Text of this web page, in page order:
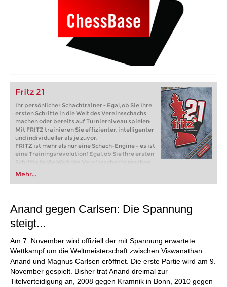
Fritz 21
Ihr persönlicher Schachtrainer - Egal, ob Sie Ihre
ersten Schritte in die Welt des Vereinsschachs
machen oder bereits auf Turnierniveau spielen:
Mit FRITZ trainieren Sie effizienter, intelligenter
und individueller als je zuvor.
FRITZ ist mehr als nur eine Schach-Engine – es ist
eine Trainingsrevolution! Egal, ob Sie Ihre ersten
Schritte in die Welt des Vereinsschachs machen
oder bereits auf Turnierniveau spielen: Mit
FRITZ trainieren Sie effizienter, intelligenter und
individueller als je zuvor.
Mehr...
Anand gegen Carlsen: Die Spannung
steigt...
Am 7. November wird offiziell der mit Spannung erwartete
Wettkampf um die Weltmeisterschaft zwischen Viswanathan
Anand und Magnus Carlsen eröffnet. Die erste Partie wird am 9.
November gespielt. Bisher trat Anand dreimal zur
Titelverteidigung an, 2008 gegen Kramnik in Bonn, 2010 gegen